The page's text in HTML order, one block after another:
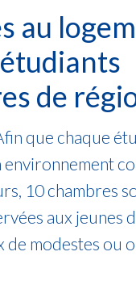
au
de
que chaque
10 chambres
aux jeunes
de modestes ou